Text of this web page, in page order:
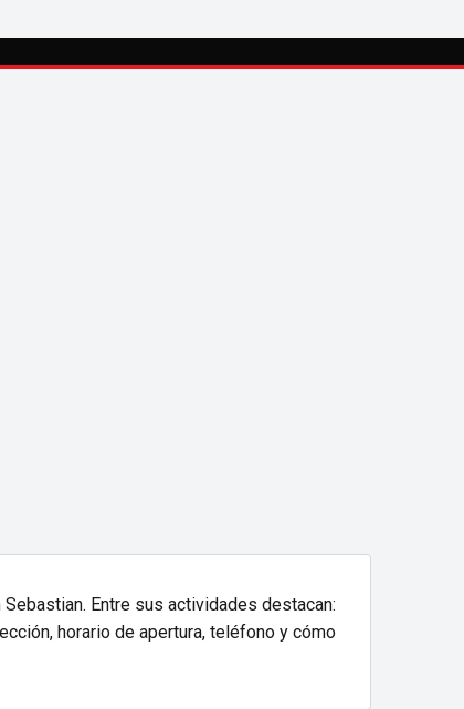
Entre sus actividades destacan:
horario de apertura, teléfono y cómo